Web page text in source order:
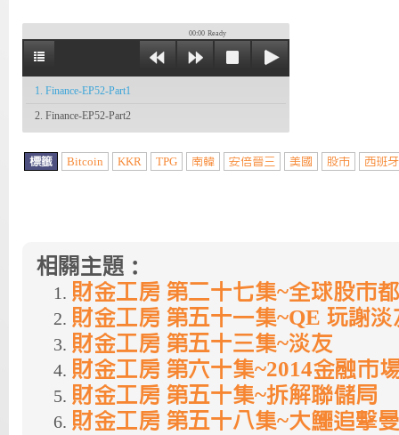
00:00 Ready
1. Finance-EP52-Part1
2. Finance-EP52-Part2
標籤 Bitcoin KKR TPG 南韓 安倍晉三 美國 股市 西班牙
相關主題：
財金工房 第二十七集~全球股市
財金工房 第五十一集~QE 玩謝淡
財金工房 第五十三集~淡友
財金工房 第六十集~2014金融市
財金工房 第五十集~拆解聯儲局
財金工房 第五十八集~大鱷追擊